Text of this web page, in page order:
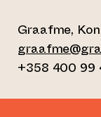
Graafme,
+358 400 99